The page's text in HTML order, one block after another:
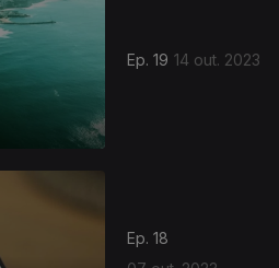
Ep. 19 14 out. 2023
Ep. 18